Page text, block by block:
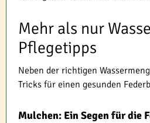
Mehr als nur
Pflegetipps
Neben der richtigen
Tricks für einen gesunden
Mulchen: Ein Segen für die